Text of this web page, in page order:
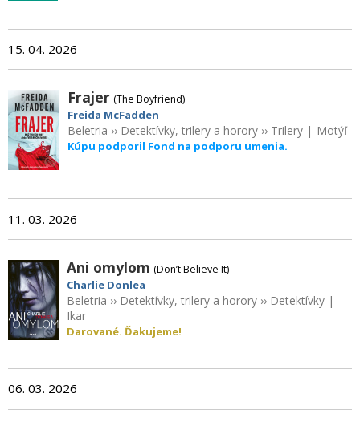
15. 04. 2026
Frajer (The Boyfriend)
Freida McFadden
Beletria ›› Detektívky, trilery a horory ›› Trilery | Motýľ
Kúpu podporil Fond na podporu umenia.
11. 03. 2026
Ani omylom (Don’t Believe It)
Charlie Donlea
Beletria ›› Detektívky, trilery a horory›› Detektívky|
Ikar
Darované. Ďakujeme!
06. 03. 2026